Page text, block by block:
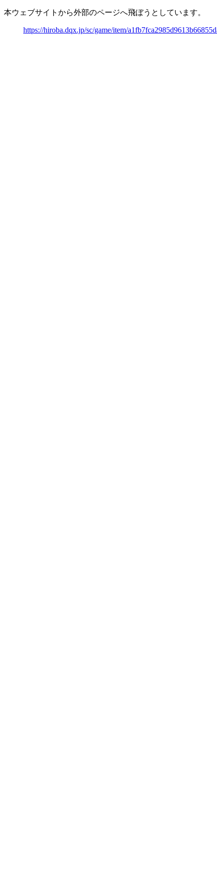
本ウェブサイトから外部のページへ飛ぼうとしています。
https://hiroba.dqx.jp/sc/game/item/